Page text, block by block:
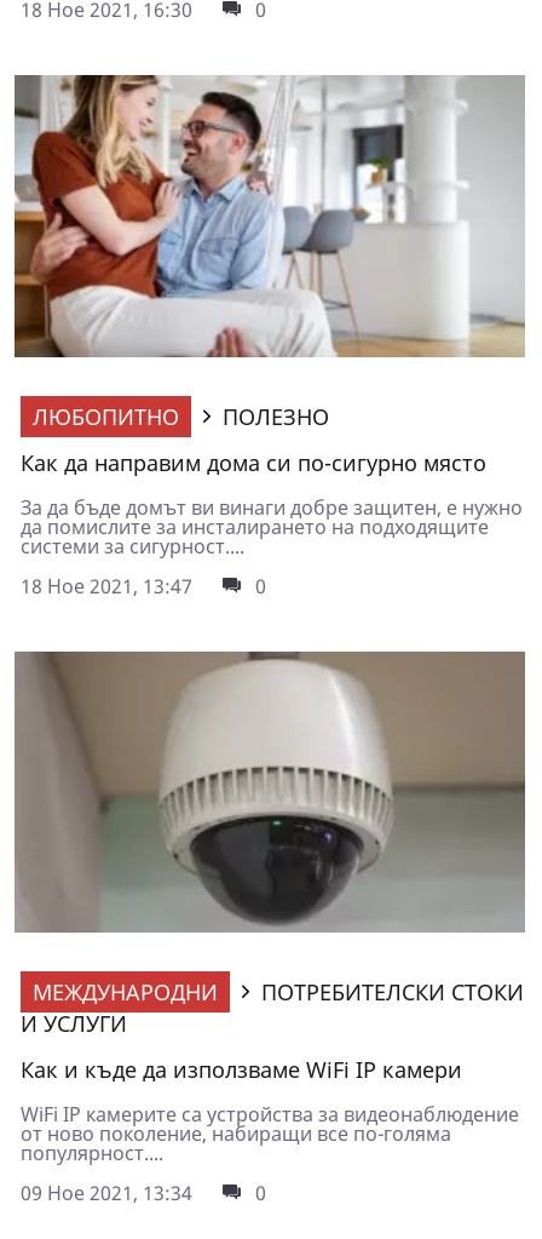
18 Ное 2021, 16:30
0
ЛЮБОПИТНО
ПОЛЕЗНО
Как да направим дома си по-сигурно място
За да бъде домът ви винаги добре защитен, е нужно
да помислите за инсталирането на подходящите
системи за сигурност....
18 Ное 2021, 13:47
0
МЕЖДУНАРОДНИ
ПОТРЕБИТЕЛСКИ СТОКИ
И УСЛУГИ
Как и къде да използваме WiFi IP камери
WiFi IP камерите са устройства за видеонаблюдение
от ново поколение, набиращи все по-голяма
популярност....
09 Ное 2021, 13:34
0